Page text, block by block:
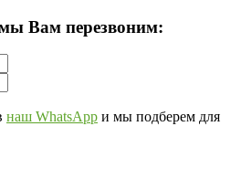
Вам перезвоним:
наш WhatsApp и мы подберем для